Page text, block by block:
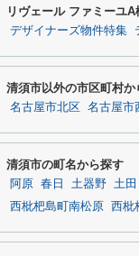
リヴェール ファミーユ
デザイナーズ物件特集
清須市以外の市区町村か
名古屋市北区 名古屋市
清須市の町名から探す
阿原 春日 土器野 土田
西枇杷島町南松原
西枇